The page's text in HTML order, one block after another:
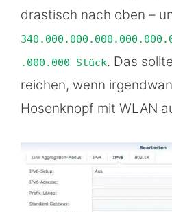
drastisch nach oben –
.000.000 Stück. Das
reichen, wenn
Hosenknopf mit WLAN